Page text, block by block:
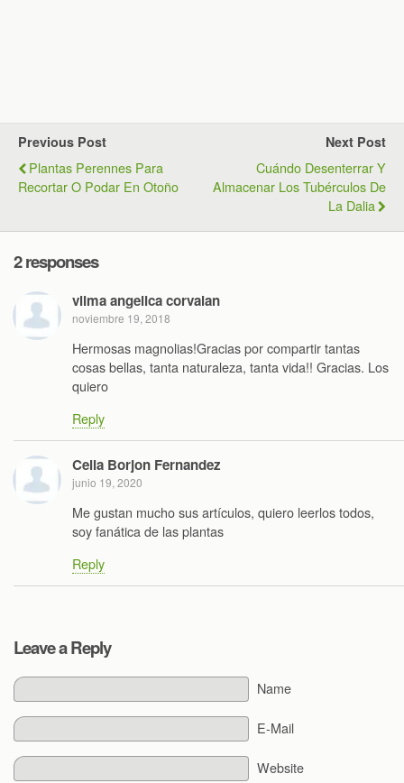
Previous Post
Plantas Perennes Para
Recortar O Podar En Otoño
Next Post
Cuándo Desenterrar Y
Almacenar Los Tubérculos De
La Dalia
2 responses
vilma angelica corvalan
noviembre 19, 2018
Hermosas magnolias!Gracias por compartir tantas
cosas bellas, tanta naturaleza, tanta vida!! Gracias. Los
quiero
Reply
Celia Borjon Fernandez
junio 19, 2020
Me gustan mucho sus artículos, quiero leerlos todos,
soy fanática de las plantas
Reply
Leave a Reply
Name
E-Mail
Website